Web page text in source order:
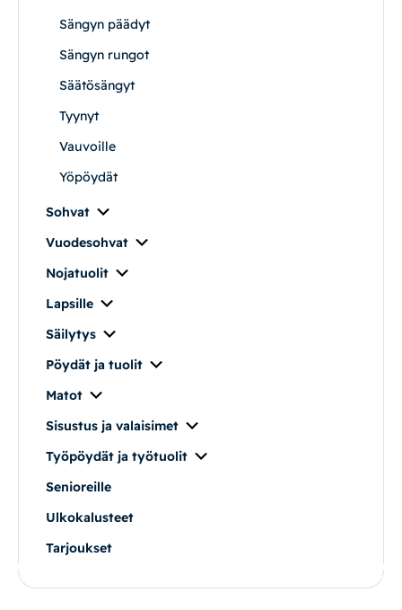
Sängyn päädyt
Sängyn rungot
Säätösängyt
Tyynyt
Vauvoille
Yöpöydät
Sohvat
Vuodesohvat
Nojatuolit
Lapsille
Säilytys
Pöydät ja tuolit
Matot
Sisustus ja valaisimet
Työpöydät ja työtuolit
Senioreille
Ulkokalusteet
Tarjoukset